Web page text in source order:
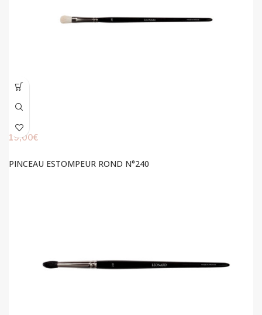
19,00€
PINCEAU ESTOMPEUR ROND N°240